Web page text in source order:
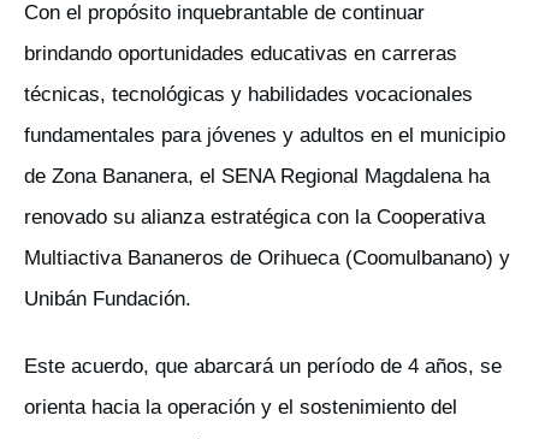
Con el propósito inquebrantable de continuar
brindando oportunidades educativas en carreras
técnicas, tecnológicas y habilidades vocacionales
fundamentales para jóvenes y adultos en el municipio
de Zona Bananera, el SENA Regional Magdalena ha
renovado su alianza estratégica con la Cooperativa
Multiactiva Bananeros de Orihueca (Coomulbanano) y
Unibán Fundación.
Este acuerdo, que abarcará un período de 4 años, se
orienta hacia la operación y el sostenimiento del